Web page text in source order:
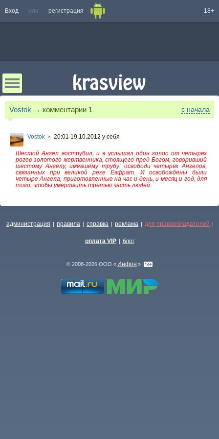
Вход или регистрация 18+
Vostok → комментарии 1 с начала
Vostok ○ 20:01 19.10.2012 у себя
Шестой Ангел вострубил, и я услышал один голос от четырех
рогов золотого жертвенника, стоящего пред Богом, говоривший
шестому Ангелу, имевшему трубу: освободи четырех Ангелов,
связанных при великой реке Евфрат. И освобождены были
четыре Ангела, приготовленные на час и день, и месяц и год, для
того, чтобы умертвить третью часть людей.
администрация | правила | справка | реклама | для правообладателей |
оплата VIP | блог
© 2008-2026 ООО « Инфон »